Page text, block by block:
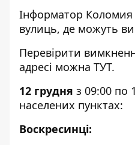
Інформатор Коломия
вулиць, де можуть
Перевірити
адресі можна ТУТ.
12 грудня з 09:00 по
населених пунктах:
Воскресинці: